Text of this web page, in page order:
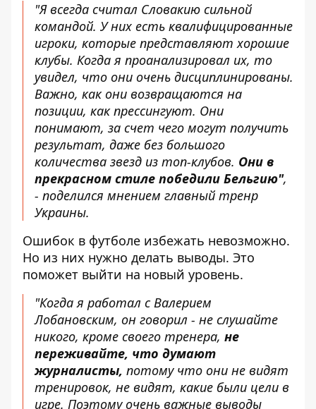
"Я всегда считал Словакию сильной
командой. У них есть квалифицированные
игроки, которые представляют хорошие
клубы. Когда я проанализировал их, то
увидел, что они очень дисциплинированы.
Важно, как они возвращаются на
позиции, как прессингуют. Они
понимают, за счет чего могут получить
результат, даже без большого
количества звезд из топ-клубов. Они в
прекрасном стиле победили Бельгию",
- поделился мнением главный тренр
Украины.
Ошибок в футболе избежать невозможно.
Но из них нужно делать выводы. Это
поможет выйти на новый уровень.
"Когда я работал с Валерием
Лобановским, он говорил - не слушайте
никого, кроме своего тренера, не
переживайте, что думают
журналисты, потому что они не видят
тренировок, не видят, какие были цели в
игре. Поэтому очень важные выводы